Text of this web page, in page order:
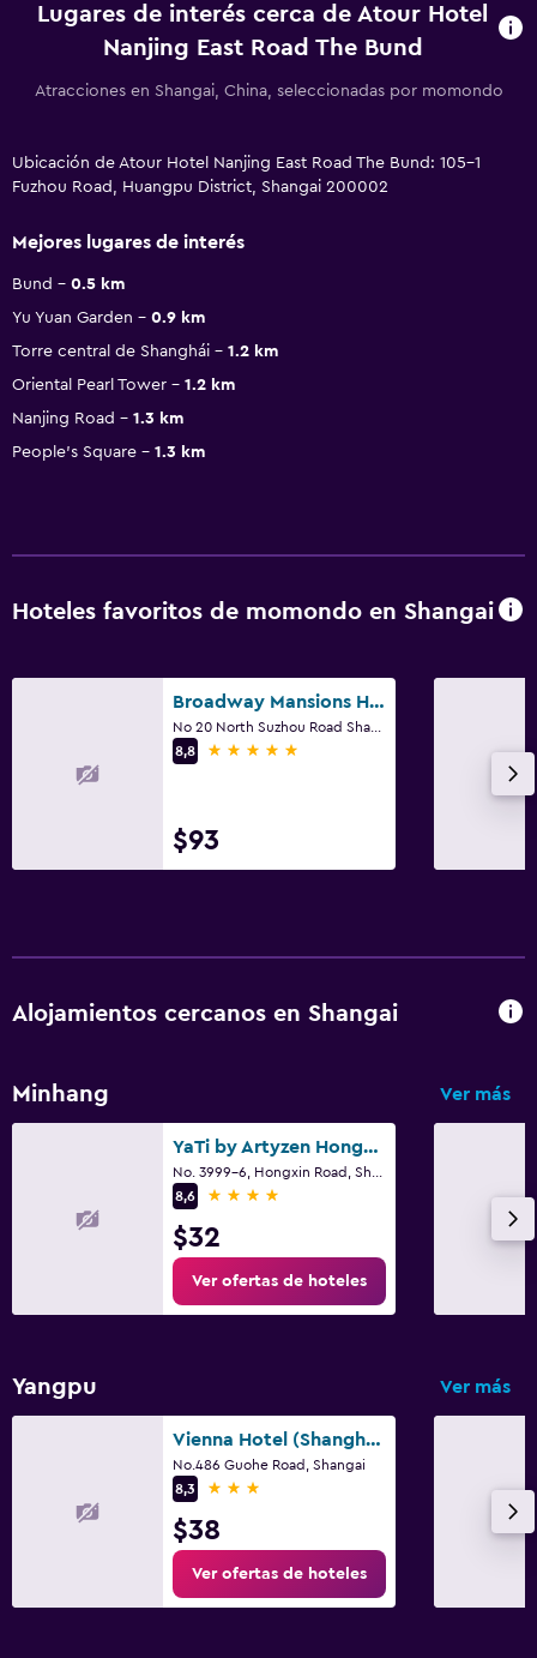
Lugares de interés cerca de Atour Hotel
Nanjing East Road The Bund
Atracciones en Shangai, China, seleccionadas por momondo
Ubicación de Atour Hotel Nanjing East Road The Bund: 105-1
Fuzhou Road, Huangpu District, Shangai 200002
Mejores lugares de interés
Bund
0.5 km
Yu Yuan Garden
0.9 km
Torre central de Shanghái
1.2 km
Oriental Pearl Tower
1.2 km
Nanjing Road
1.3 km
People's Square
1.3 km
Hoteles favoritos de momondo en Shangai
Broadway Mansions Hotel - On the bund
8,8
5 estrellas
$93
Alojamientos cercanos en Shangai
Minhang Ver más
YaTi by Artyzen Hongqiao Shanghai
8,6
4 estrellas
$32
Ver ofertas de hoteles
Yangpu Ver más
Vienna Hotel (Shanghai Wujiaochang)
No.486 Guohe Road, Shangai
8,3
3 estrellas
$38
Ver ofertas de hoteles